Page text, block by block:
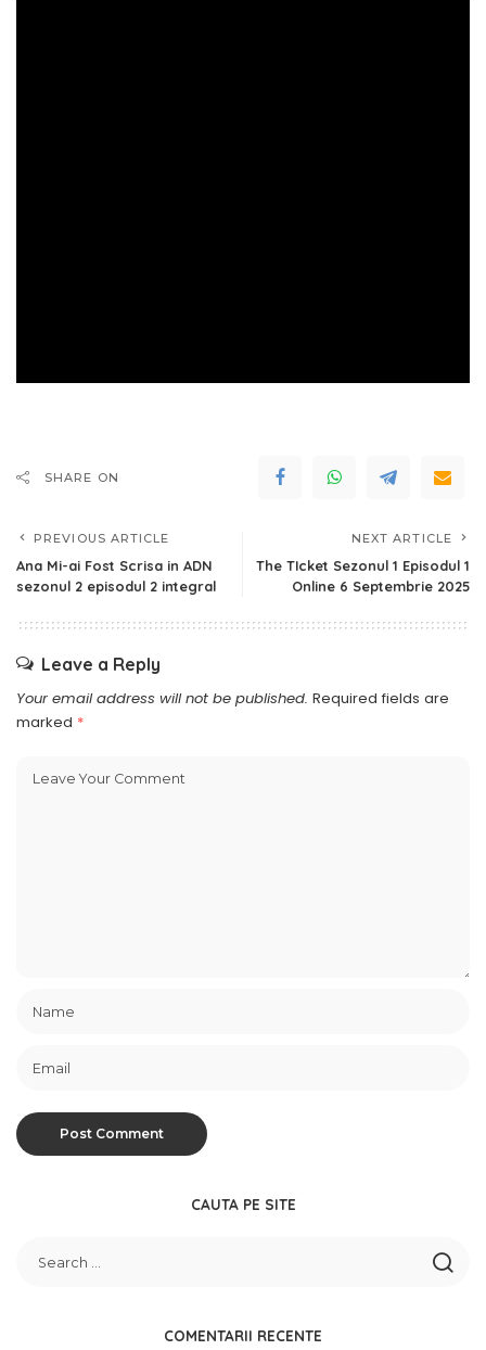
SHARE ON
PREVIOUS ARTICLE
Ana Mi-ai Fost Scrisa in ADN
sezonul 2 episodul 2 integral
NEXT ARTICLE
The TIcket Sezonul 1 Episodul 1
Online 6 Septembrie 2025
Leave a Reply
Your email address will not be published. Required fields are
marked *
CAUTA PE SITE
COMENTARII RECENTE